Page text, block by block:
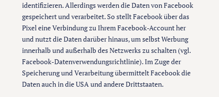
identifizieren. Allerdings werden die Daten von Facebook
gespeichert und verarbeitet. So stellt Facebook über das
Pixel eine Verbindung zu Ihrem Facebook-Account her
und nutzt die Daten darüber hinaus, um selbst Werbung
innerhalb und außerhalb des Netzwerks zu schalten (vgl.
Facebook-Datenverwendungsrichtlinie). Im Zuge der
Speicherung und Verarbeitung übermittelt Facebook die
Daten auch in die USA und andere Drittstaaten.